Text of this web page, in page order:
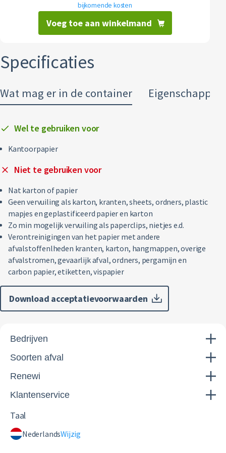
Restafval
Alle soorten afval
Voeg toe aan winkelmand
bijkomende kosten
Specificaties
Wat mag er in de container Eigenschappen
Wel te gebruiken voor
Kantoorpapier
Niet te gebruiken voor
Nat karton of papier
Geen vervuiling als karton, kranten, sheets, ordners, plastic
mapjes en geplastificeerd papier en karton
Zo min mogelijk vervuiling als paperclips, nietjes e.d.
Verontreinigingen van het papier met andere
afvalstoffenlheden kranten, karton, hangmappen, overige
afvalstromen, gevaarlijk afval, ordners, pergamijn en
carbon papier, etiketten, vispapier
Download acceptatievoorwaarden
Bedrijven
Soorten afval
Renewi
Klantenservice
Taal
NederlandsWijzig